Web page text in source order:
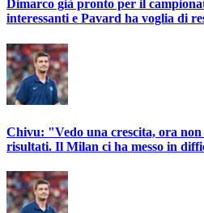
Dimarco già pronto per il
interessanti e Pavard ha voglia di
Chivu: "Vedo una crescita, ora
risultati. Il Milan ci ha messo in